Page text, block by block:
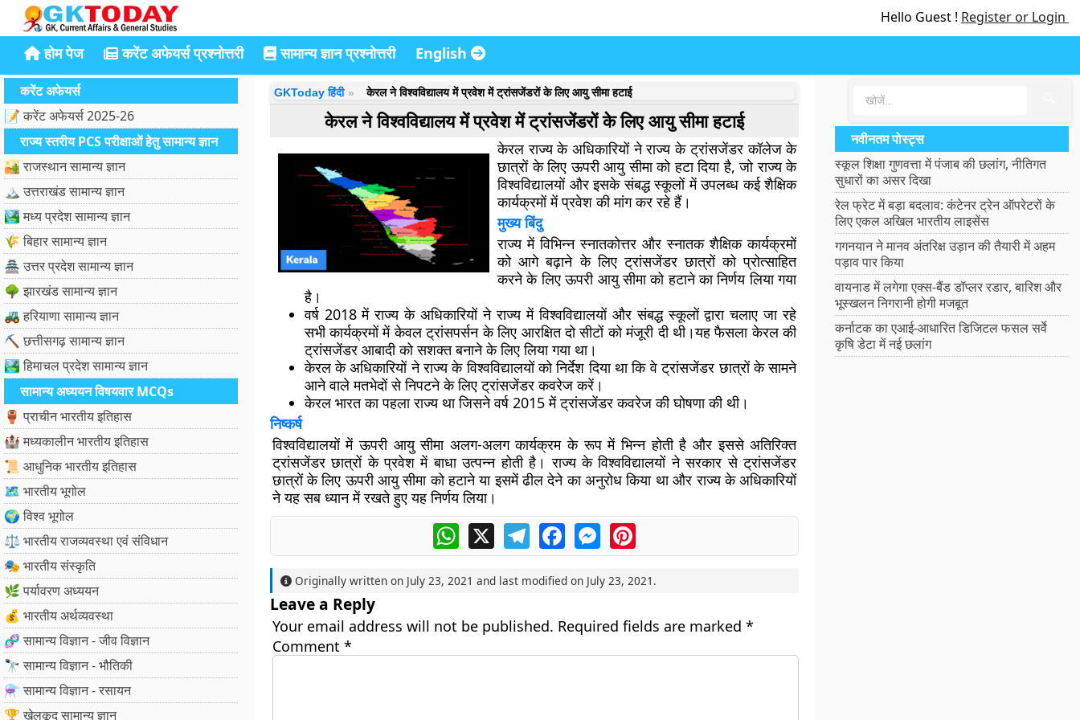
Hello Guest ! Register or Login
होम पेज करेंट अफेयर्स प्रश्नोत्तरी सामान्य ज्ञान प्रश्नोत्तरी English
करेंट अफेयर्स
📝 करेंट अफेयर्स 2025-26
राज्य स्तरीय PCS परीक्षाओं हेतु सामान्य ज्ञान
🏜️ राजस्थान सामान्य ज्ञान
🏔️ उत्तराखंड सामान्य ज्ञान
🏞️ मध्य प्रदेश सामान्य ज्ञान
🌾 बिहार सामान्य ज्ञान
🏯 उत्तर प्रदेश सामान्य ज्ञान
🌳 झारखंड सामान्य ज्ञान
🚜 हरियाणा सामान्य ज्ञान
⛏️ छत्तीसगढ़ सामान्य ज्ञान
🏞️ हिमाचल प्रदेश सामान्य ज्ञान
सामान्य अध्ययन विषयवार MCQs
🏺 प्राचीन भारतीय इतिहास
🏰 मध्यकालीन भारतीय इतिहास
📜 आधुनिक भारतीय इतिहास
🗺️ भारतीय भूगोल
🌍 विश्व भूगोल
⚖️ भारतीय राजव्यवस्था एवं संविधान
🎭 भारतीय संस्कृति
🌿 पर्यावरण अध्ययन
💰 भारतीय अर्थव्यवस्था
🧬 सामान्य विज्ञान - जीव विज्ञान
🔭 सामान्य विज्ञान - भौतिकी
⚗️ सामान्य विज्ञान - रसायन
🏆 खेलकूद सामान्य ज्ञान
GKToday हिंदी केरल ने विश्वविद्यालय में प्रवेश में ट्रांसजेंडरों के लिए आयु सीमा हटाई
केरल ने विश्वविद्यालय में प्रवेश में ट्रांसजेंडरों के लिए आयु सीमा हटाई
केरल राज्य के अधिकारियों ने राज्य के ट्रांसजेंडर कॉलेज के
छात्रों के लिए ऊपरी आयु सीमा को हटा दिया है, जो राज्य के
विश्वविद्यालयों और इसके संबद्ध स्कूलों में उपलब्ध कई शैक्षिक
कार्यक्रमों में प्रवेश की मांग कर रहे हैं।
मुख्य बिंदु
राज्य में विभिन्न स्नातकोत्तर और स्नातक शैक्षिक कार्यक्रमों
को आगे बढ़ाने के लिए ट्रांसजेंडर छात्रों को प्रोत्साहित
करने के लिए ऊपरी आयु सीमा को हटाने का निर्णय लिया गया
है।
वर्ष 2018 में राज्य के अधिकारियों ने राज्य में विश्वविद्यालयों और संबद्ध स्कूलों द्वारा चलाए जा रहे
सभी कार्यक्रमों में केवल ट्रांसपर्सन के लिए आरक्षित दो सीटों को मंजूरी दी थी।यह फैसला केरल की
ट्रांसजेंडर आबादी को सशक्त बनाने के लिए लिया गया था।
केरल के अधिकारियों ने राज्य के विश्वविद्यालयों को निर्देश दिया था कि वे ट्रांसजेंडर छात्रों के सामने
आने वाले मतभेदों से निपटने के लिए ट्रांसजेंडर कवरेज करें।
केरल भारत का पहला राज्य था जिसने वर्ष 2015 में ट्रांसजेंडर कवरेज की घोषणा की थी।
निष्कर्ष
विश्वविद्यालयों में ऊपरी आयु सीमा अलग-अलग कार्यक्रम के रूप में भिन्न होती है और इससे अतिरिक्त
ट्रांसजेंडर छात्रों के प्रवेश में बाधा उत्पन्न होती है। राज्य के विश्वविद्यालयों ने सरकार से ट्रांसजेंडर
छात्रों के लिए ऊपरी आयु सीमा को हटाने या इसमें ढील देने का अनुरोध किया था और राज्य के अधिकारियों
ने यह सब ध्यान में रखते हुए यह निर्णय लिया।
WhatsApp
X TelegramFacebookMessengerPinterest
Originally written on July 23, 2021 and last modified on July 23, 2021 .
Leave a Reply
Your email address will not be published. Required fields are marked *
Comment *
नवीनतम पोस्ट्स
स्कूल शिक्षा गुणवत्ता में पंजाब की छलांग, नीतिगत
सुधारों का असर दिखा
रेल फ्रेट में बड़ा बदलाव: कंटेनर ट्रेन ऑपरेटरों के
लिए एकल अखिल भारतीय लाइसेंस
गगनयान ने मानव अंतरिक्ष उड़ान की तैयारी में अहम
पड़ाव पार किया
वायनाड में लगेगा एक्स-बैंड डॉप्लर रडार, बारिश और
भूस्खलन निगरानी होगी मजबूत
कर्नाटक का एआई-आधारित डिजिटल फसल सर्वे
कृषि डेटा में नई छलांग